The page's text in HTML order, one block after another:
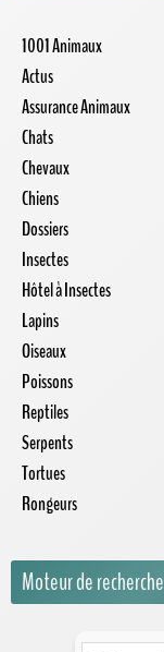
1001 Animaux
Actus
Assurance Animaux
Chats
Chevaux
Chiens
Dossiers
Insectes
Hôtel à Insectes
Lapins
Oiseaux
Poissons
Reptiles
Serpents
Tortues
Rongeurs
Moteur de recherche